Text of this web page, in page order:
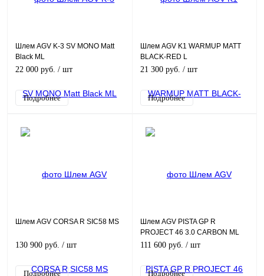
Шлем AGV K-3 SV MONO Matt
Black ML
22 000 руб. / шт
Подробнее
Шлем AGV K1 WARMUP MATT
BLACK-RED L
21 300 руб. / шт
Подробнее
Шлем AGV CORSA R SIC58 MS
130 900 руб. / шт
Подробнее
Шлем AGV PISTA GP R
PROJECT 46 3.0 CARBON ML
111 600 руб. / шт
Подробнее